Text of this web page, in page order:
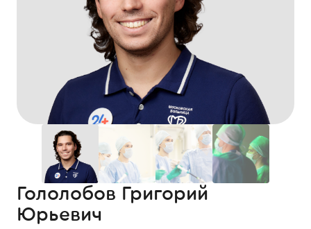
Гололобов Григорий
Юрьевич